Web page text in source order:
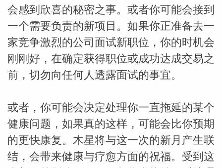
会感到欣喜的秘密之事。或者你可能会接到
一个需要负责的新项目。如果你正准备去一
家竞争激烈的公司面试新职位，你的时机会
刚刚好，在确定获得职位或成功达成交易之
前，切勿向任何人透露面试的事宜。
或者，你可能会决定处理你一直拖延的某个
健康问题，如果真的这样，可能会比你预期
的更快康复。木星将与这一次的新月产生联
结，会带来健康与疗愈方面的祝福。受到这